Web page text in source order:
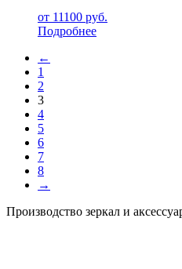
от 11100 руб.
Подробнее
←
1
2
3
4
5
6
7
8
→
Производство зеркал и